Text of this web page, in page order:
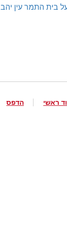
בית התמר עין יהב
ראשי הדפס